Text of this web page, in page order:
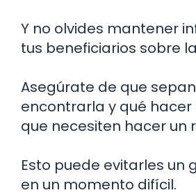
Y no olvides mantener
tus beneficiarios sobre
Asegúrate de que
encontrarla y qué hacer
que necesiten hacer un
Esto puede evitarles un
en un momento difícil.